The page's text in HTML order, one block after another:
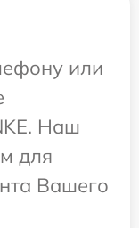
или
Наш
для
Вашего